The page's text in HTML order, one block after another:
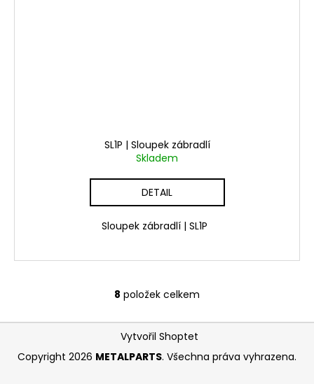
SL1P | Sloupek zábradlí
Skladem
DETAIL
Sloupek zábradlí | SL1P
O
v
l
d
8 položek celkem
Z
Vytvořil Shoptet
Copyright 2026 METALPARTS. Všechna práva vyhrazena.